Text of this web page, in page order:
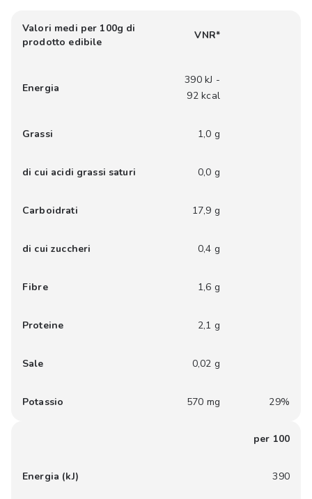
Valori medi per 100g di
prodotto edibile
VNR*
Energia
390 kJ -
92 kcal
Grassi 1,0 g
di cui acidi grassi saturi 0,0 g
Carboidrati 17,9 g
di cui zuccheri 0,4 g
Fibre 1,6 g
Proteine 2,1 g
Sale 0,02 g
Potassio 570 mg 29%
per 100
Energia (kJ) 390